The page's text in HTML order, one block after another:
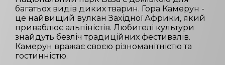
багатьох видів диких тварин. Гора Камерун -
це найвищий вулкан Західної Африки, який
приваблює альпіністів. Любителі культури
знайдуть безліч традиційних фестивалів.
Камерун вражає своєю різноманітністю та
гостинністю.